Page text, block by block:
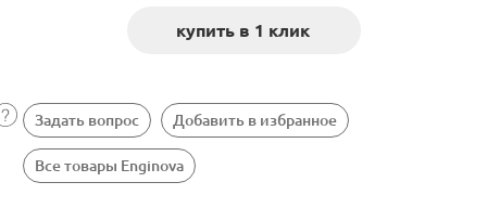
Задать вопрос Добавить в избранное
Все товары Enginova